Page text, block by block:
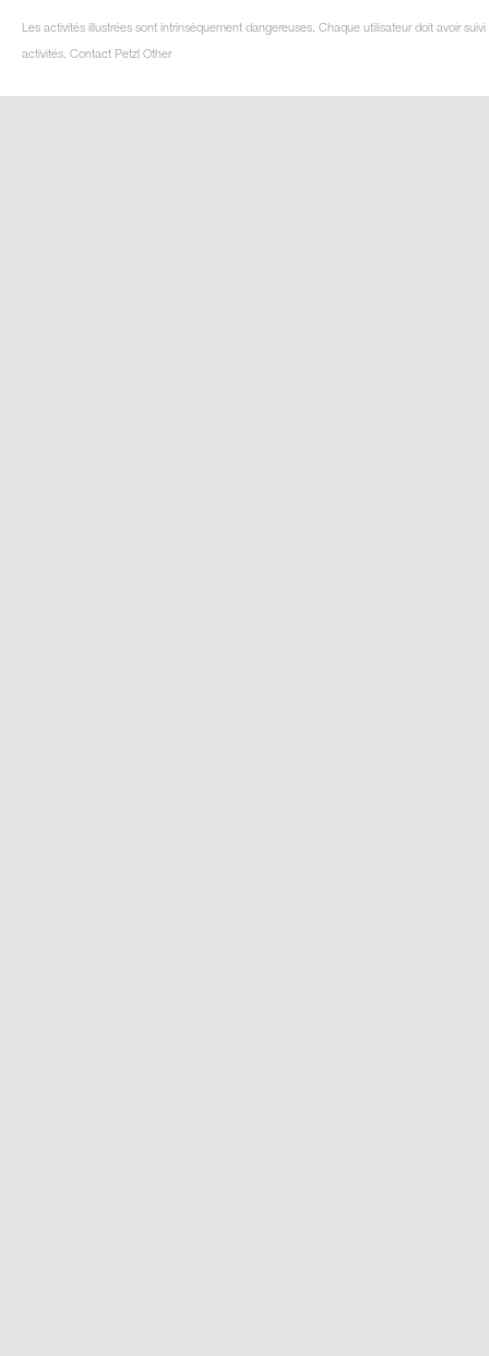
Les activités illustrées sont intrinsèquement dangereuses. Chaque utilisateur doit avoir
activités. Contact Petzl Other